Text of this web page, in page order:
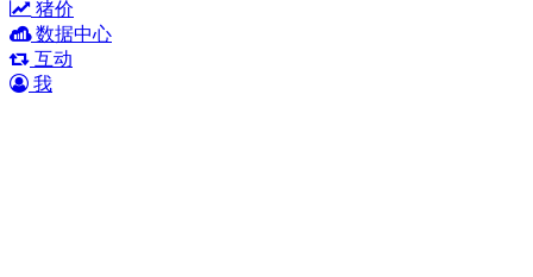
猪价
数据中心
互动
我